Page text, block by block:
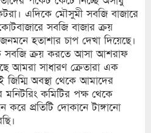
এদিকে মৌসুমী সবজি বাজারে
সবজি বাজার ক্রয়
হতাশার চাপ দেখা দিয়েছে।
সবজি ক্রয় করতে আসা আশরাফ
আমরা সাধারণ ক্রেতারা এক
জিম্মি অবস্থা থেকে আমাদের
কমিটির পক্ষ থেকে
করে প্রতিটি দোকানে টাঙ্গানো